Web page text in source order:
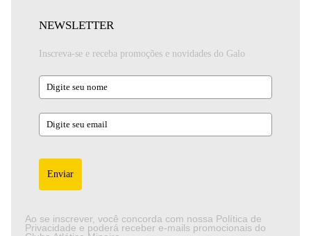
NEWSLETTER
Inscreva-se e receba promoções e novidades do Galo
Enviar
Ao se inscrever, você concorda com nossa Política de
Privacidade e poderá receber e-mails promocionais do